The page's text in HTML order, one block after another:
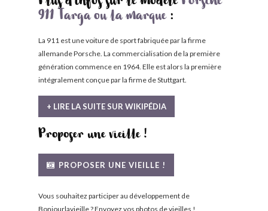
Plus d'infos sur le modèle Porsche
911 Targa ou la marque:
La 911 est une voiture de sport fabriquée par la firme
allemande Porsche. La commercialisation de la première
génération commence en 1964. Elle est alors la première
intégralement conçue par la firme de Stuttgart.
+ LIRE LA SUITE SUR WIKIPÉDIA
Proposer une vieille !
PROPOSER UNE VIEILLE !
Vous souhaitez participer au développement de
Bonjourlavieille ? Envoyez vos photos de vieilles !